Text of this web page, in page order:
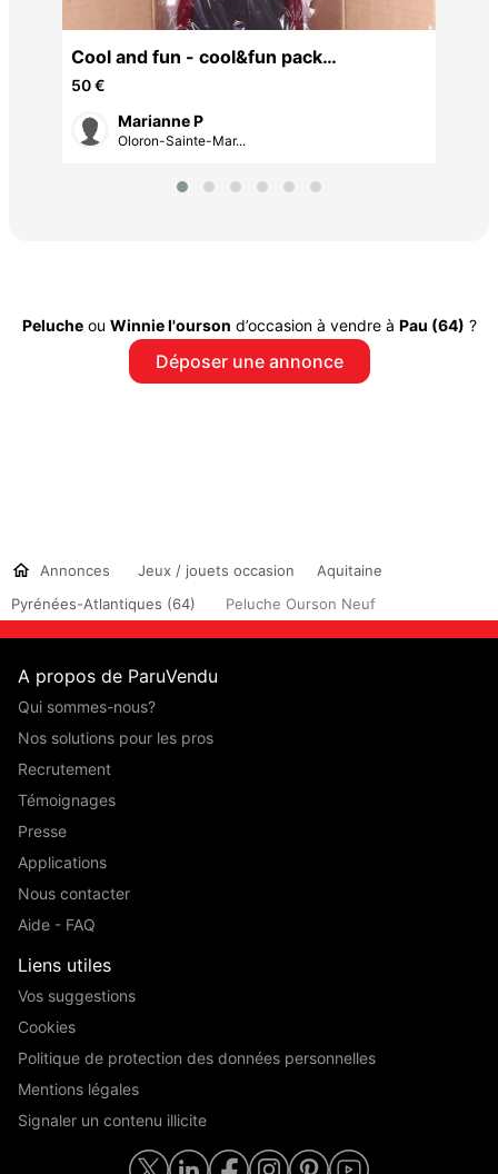
Cool and fun - cool&fun pack
hoverboard 6.5 pouces
50 €
Marianne P
Oloron-Sainte-Mar...
Pelucheou Winnie l'ourson d’occasion à vendre à Pau (64) ?
Déposer une annonce
Annonces Jeux / jouets occasion
Aquitaine
Pyrénées-Atlantiques (64)
Peluche Ourson Neuf
A propos de ParuVendu
Qui sommes-nous?
Nos solutions pour les pros
Recrutement
Témoignages
Presse
Applications
Nous contacter
Aide - FAQ
Liens utiles
Vos suggestions
Cookies
Politique de protection des données personnelles
Mentions légales
Signaler un contenu illicite